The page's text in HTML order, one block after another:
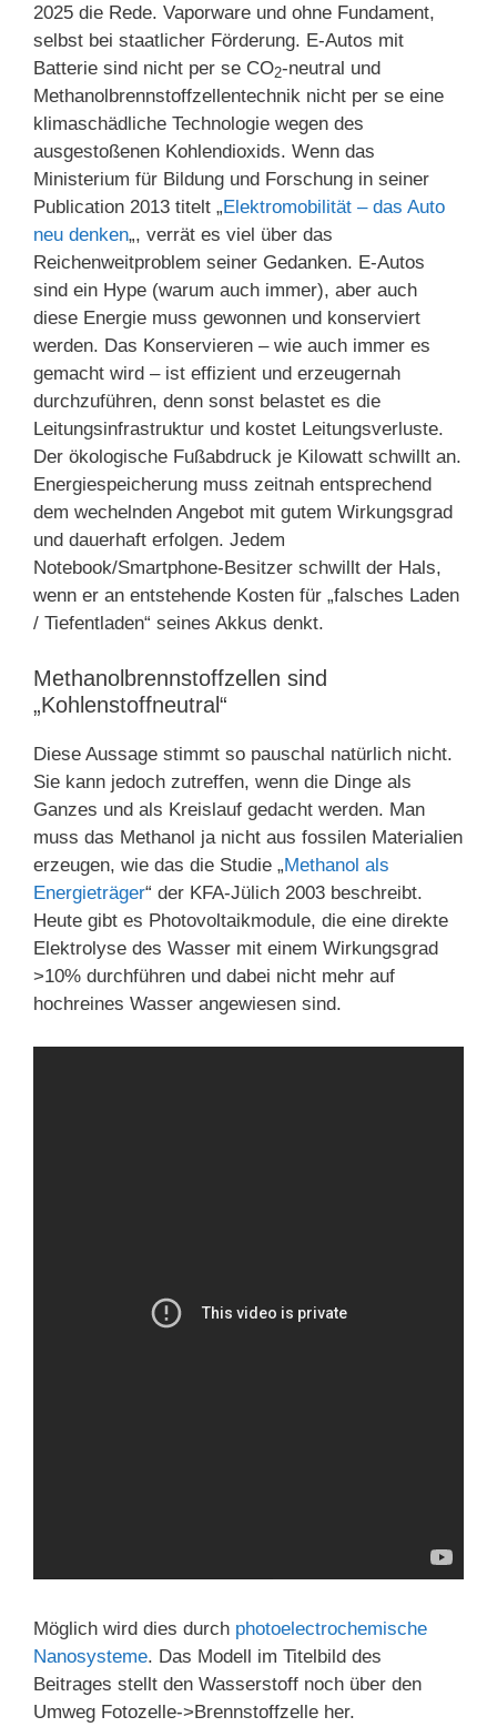
2025 die Rede. Vaporware und ohne Fundament,
selbst bei staatlicher Förderung. E-Autos mit
Batterie sind nicht per se CO2-neutral und
Methanolbrennstoffzellentechnik nicht per se eine
klimaschädliche Technologie wegen des
ausgestoßenen Kohlendioxids. Wenn das
Ministerium für Bildung und Forschung in seiner
Publication 2013 titelt „Elektromobilität – das Auto
neu denken„, verrät es viel über das
Reichenweitproblem seiner Gedanken. E-Autos
sind ein Hype (warum auch immer), aber auch
diese Energie muss gewonnen und konserviert
werden. Das Konservieren – wie auch immer es
gemacht wird – ist effizient und erzeugernah
durchzuführen, denn sonst belastet es die
Leitungsinfrastruktur und kostet Leitungsverluste.
Der ökologische Fußabdruck je Kilowatt schwillt an.
Energiespeicherung muss zeitnah entsprechend
dem wechelnden Angebot mit gutem Wirkungsgrad
und dauerhaft erfolgen. Jedem
Notebook/Smartphone-Besitzer schwillt der Hals,
wenn er an entstehende Kosten für „falsches Laden
/ Tiefentladen“ seines Akkus denkt.
Methanolbrennstoffzellen sind
„Kohlenstoffneutral“
Diese Aussage stimmt so pauschal natürlich nicht.
Sie kann jedoch zutreffen, wenn die Dinge als
Ganzes und als Kreislauf gedacht werden. Man
muss das Methanol ja nicht aus fossilen Materialien
erzeugen, wie das die Studie „Methanol als
Energieträger“ der KFA-Jülich 2003 beschreibt.
Heute gibt es Photovoltaikmodule, die eine direkte
Elektrolyse des Wasser mit einem Wirkungsgrad
>10% durchführen und dabei nicht mehr auf
hochreines Wasser angewiesen sind.
Möglich wird dies durch photoelectrochemische
Nanosysteme. Das Modell im Titelbild des
Beitrages stellt den Wasserstoff noch über den
Umweg Fotozelle->Brennstoffzelle her.